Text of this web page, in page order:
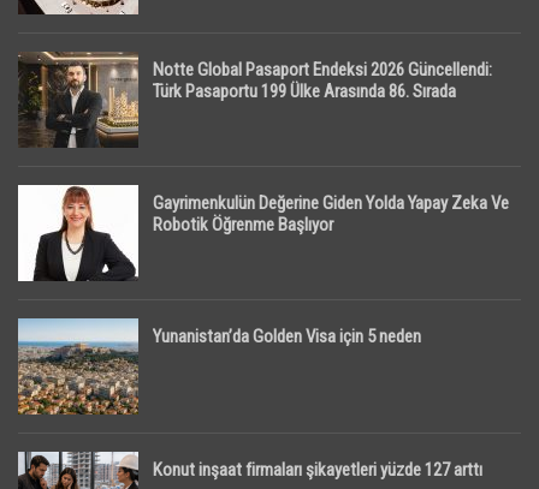
Notte Global Pasaport Endeksi 2026 Güncellendi:
Türk Pasaportu 199 Ülke Arasında 86. Sırada
Gayrimenkulün Değerine Giden Yolda Yapay Zeka Ve
Robotik Öğrenme Başlıyor
Yunanistan’da Golden Visa için 5 neden
Konut inşaat firmaları şikayetleri yüzde 127 arttı